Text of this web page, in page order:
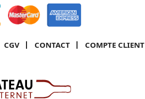
CGV CONTACT COMPTE CLIENT